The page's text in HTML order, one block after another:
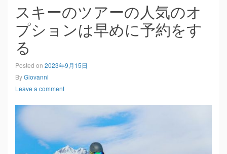
スキーのツアーの人気のオ
プションは早めに予約をす
る
Posted on 2023年9月15日
ByGiovanni
Leave a comment